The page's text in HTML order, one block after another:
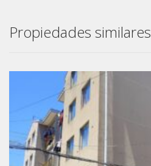
Propiedades similares